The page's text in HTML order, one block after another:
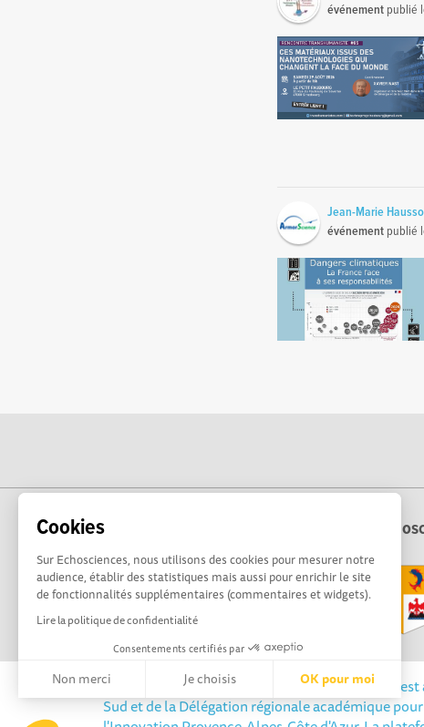
Cookies
Sur Echosciences, nous utilisons des cookies pour mesurer notre
audience, établir des statistiques mais aussi pour enrichir le site
de fonctionnalités supplémentaires (commentaires et widgets).
Lire la politique de confidentialité
Consentements certifiés par
Non merci Je choisis OK pour moi
Axeptio consent
événement publié
Jean-Marie
événement publié
Echosciences Sud Provence-Alpes-Côte d'Azur
Sud et de la Délégation régionale académique